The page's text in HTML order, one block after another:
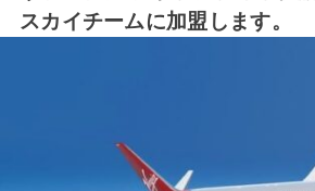
スカイチームに加盟します。